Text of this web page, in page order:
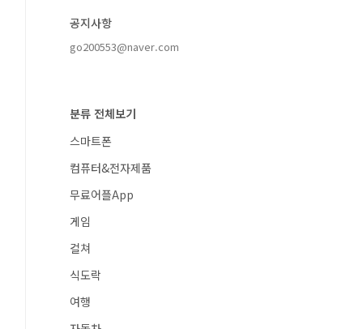
공지사항
go200553@naver.com
분류 전체보기
스마트폰
컴퓨터&전자제품
무료어플App
게임
컬쳐
식도락
여행